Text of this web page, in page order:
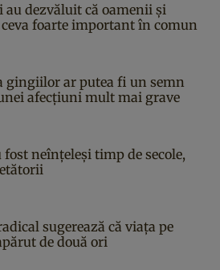
au dezvăluit că oamenii și
foarte important în comun
gingiilor ar putea fi un semn
afecțiuni mult mai grave
neînțeleși timp de secole,
sugerează că viața pe
de două ori